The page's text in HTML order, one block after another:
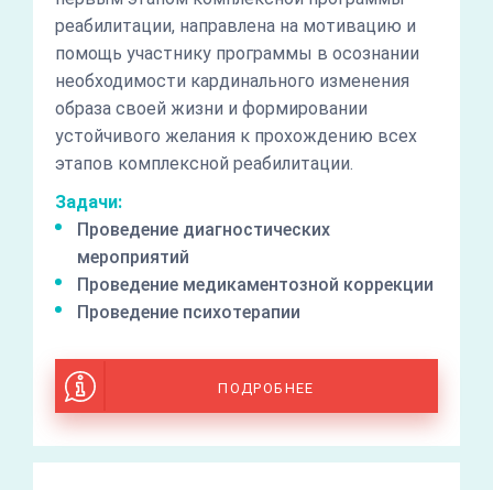
реабилитации, направлена на мотивацию и
помощь участнику программы в осознании
необходимости кардинального изменения
образа своей жизни и формировании
устойчивого желания к прохождению всех
этапов комплексной реабилитации.
Задачи:
Проведение диагностических
мероприятий
Проведение медикаментозной коррекции
Проведение психотерапии
ПОДРОБНЕЕ